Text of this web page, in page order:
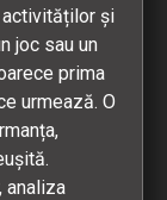
și
joc sau un
prima
urmează. O
analiza